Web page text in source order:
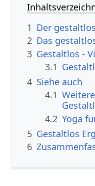
1 Der
2 Das
3
3.1
4 Siehe auch
4.1
4.2 Yoga
5
6